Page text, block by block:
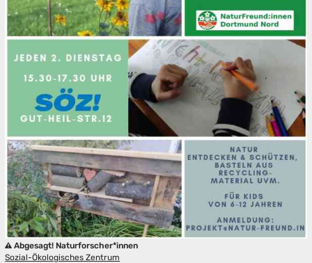
Abgesagt! Naturforscher*innen
Sozial-Ökologisches Zentrum